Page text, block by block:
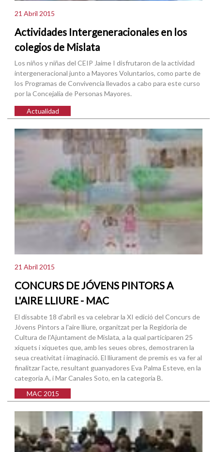
21 Abril 2015
Actividades Intergeneracionales en los
colegios de Mislata
Los niños y niñas del CEIP Jaime I disfrutaron de la actividad
intergeneracional junto a Mayores Voluntarios, como parte de
los Programas de Convivencia llevados a cabo para este curso
por la Concejalía de Personas Mayores.
Actualidad
21 Abril 2015
CONCURS DE JÓVENS PINTORS A
L'AIRE LLIURE - MAC
El dissabte 18 d'abril es va celebrar la XI edició del Concurs de
Jóvens Pintors a l'aire lliure, organitzat per la Regidoria de
Cultura de l'Ajuntament de Mislata, a la qual participaren 25
xiquets i xiquetes que, amb les seues obres, demostraren la
seua creativitat i imaginació. El lliurament de premis es va fer al
finalitzar l'acte, resultant guanyadores Eva Palma Esteve, en la
categoria A, i Mar Canales Soto, en la categoria B.
MAC 2015